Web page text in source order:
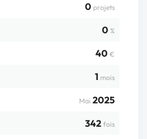
0 projets
0 %
40 €
1 mois
Mai 2025
342 fois